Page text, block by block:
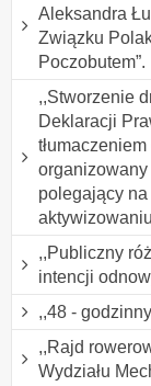
Aleksandra
Związku
Poczobutem”.
,,Stworzenie
Deklaracji
polegający
,,Publiczny
intencji
,,48 -
,,Rajd
Wydziału